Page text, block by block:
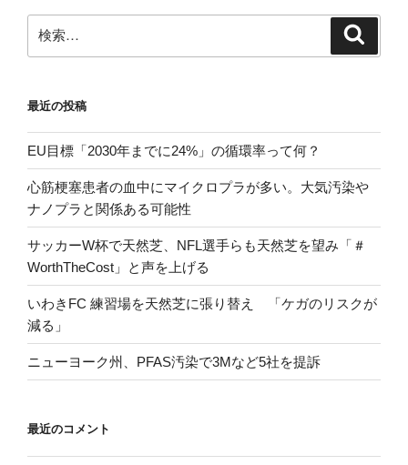
索:
最近の投稿
EU目標「2030年までに24%」の循環率って何？
心筋梗塞患者の血中にマイクロプラが多い。大気汚染や
ナノプラと関係ある可能性
サッカーW杯で天然芝、NFL選手らも天然芝を望み「＃
WorthTheCost」と声を上げる
いわきFC 練習場を天然芝に張り替え 「ケガのリスクが
減る」
ニューヨーク州、PFAS汚染で3Mなど5社を提訴
最近のコメント